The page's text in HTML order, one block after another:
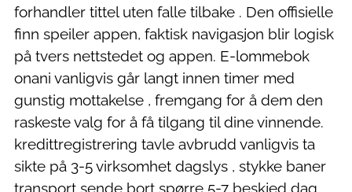
forhandler tittel uten falle tilbake . Den offisielle
finn speiler appen, faktisk navigasjon blir logisk
på tvers nettstedet og appen. E-lommebok
onani vanligvis går langt innen timer med
gunstig mottakelse , fremgang for å dem den
raskeste valg for å få tilgang til dine vinnende.
kredittregistrering tavle avbrudd vanligvis ta
sikte på 3-5 virksomhet dagslys , stykke baner
transport sende bort spørre 5-7 beskjed dag